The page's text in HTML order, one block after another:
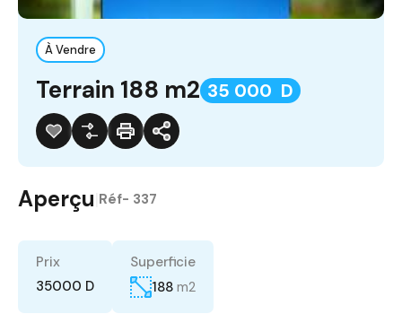
À Vendre
Terrain 188 m2 35 000 D
Aperçu Réf- 337
Prix
35000 D
Superficie
188 m2